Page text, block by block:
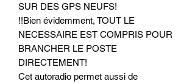
SUR DES GPS NEUFS!
!!Bien évidemment, TOUT LE
NECESSAIRE EST COMPRIS POUR
BRANCHER LE POSTE
DIRECTEMENT!
Cet autoradio permet aussi de